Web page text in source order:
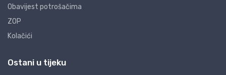
Obavijest potrošačima
ZOP
Kolačići
Ostani u tijeku